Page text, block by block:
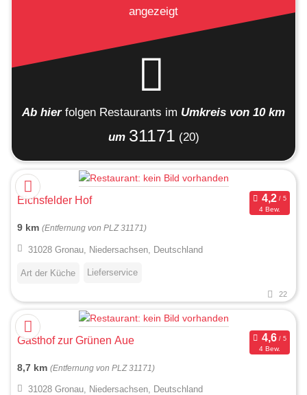
angezeigt
Ab hier folgen Restaurants im Umkreis von 10 km
um 31171 (20)
Eichsfelder Hof
4 Bew.
9 km (Entfernung von PLZ 31171)
31028 Gronau, Niedersachsen, Deutschland
Art der Küche Lieferservice
22
Gasthof zur Grünen Aue
4 Bew.
8,7 km (Entfernung von PLZ 31171)
31028 Gronau, Niedersachsen, Deutschland